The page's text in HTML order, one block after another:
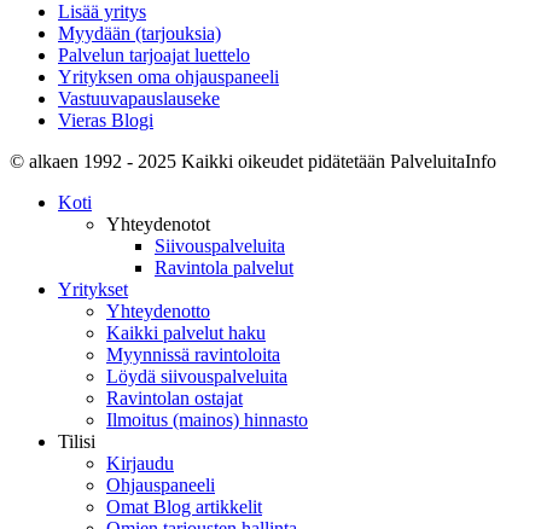
Lisää yritys
Myydään (tarjouksia)
Palvelun tarjoajat luettelo
Yrityksen oma ohjauspaneeli
Vastuuvapauslauseke
Vieras Blogi
© alkaen 1992 - 2025 Kaikki oikeudet pidätetään PalveluitaInfo
Koti
Yhteydenotot
Siivouspalveluita
Ravintola palvelut
Yritykset
Yhteydenotto
Kaikki palvelut haku
Myynnissä ravintoloita
Löydä siivouspalveluita
Ravintolan ostajat
Ilmoitus (mainos) hinnasto
Tilisi
Kirjaudu
Ohjauspaneeli
Omat Blog artikkelit